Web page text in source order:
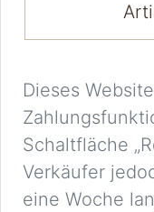
Dieses
Schaltfläche
Verkäufer
eine Woche